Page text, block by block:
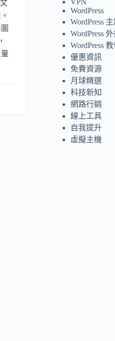
WordPress
WordPress
WordPress
WordPress
優惠資訊
免費資源
月球精選
科技新知
網路行銷
線上工具
自我提升
虛擬主機